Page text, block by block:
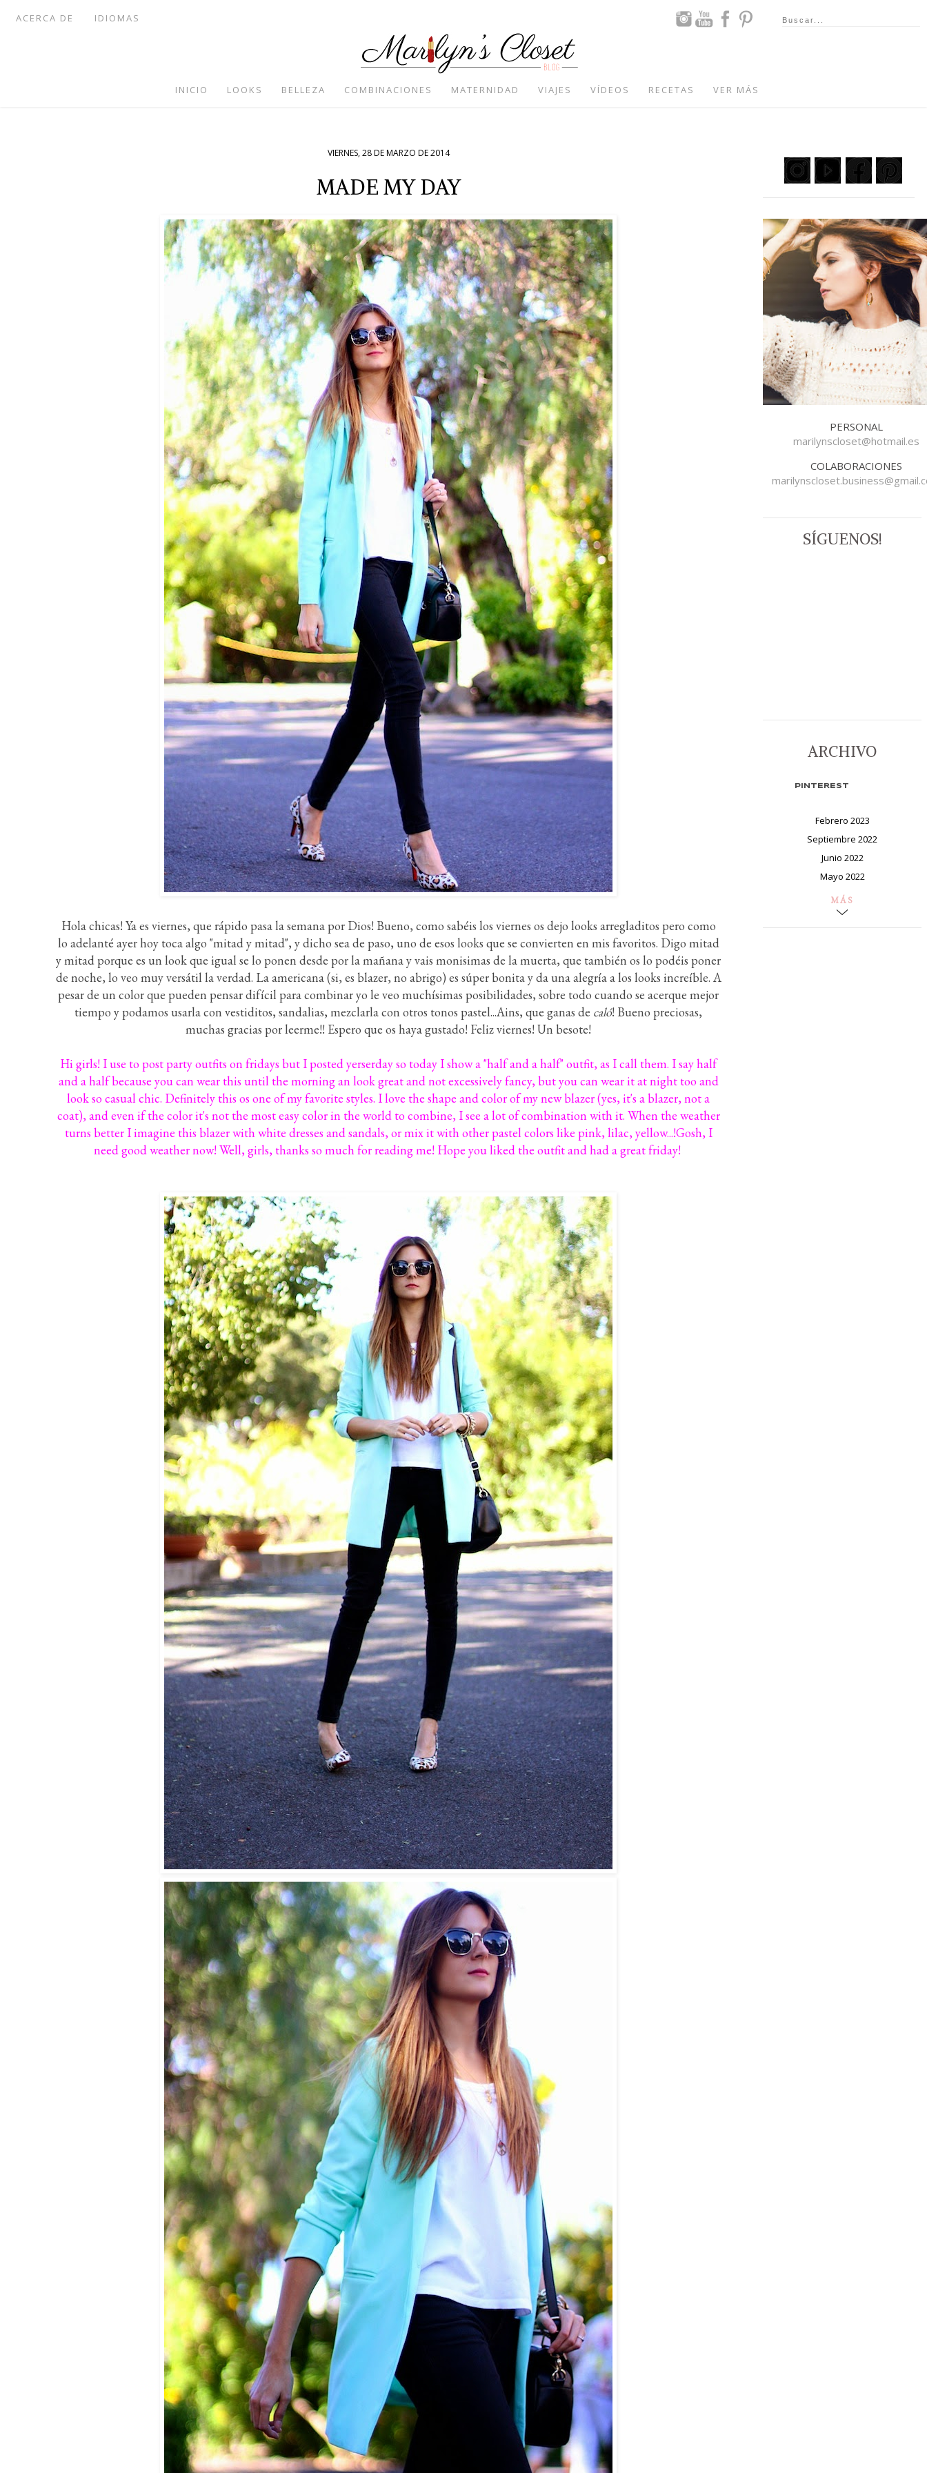
ACERCA DE IDIOMAS
INICIO LOOKS BELLEZA COMBINACIONES MATERNIDAD VIAJES VÍDEOS RECETAS VER MÁS
VIERNES, 28 DE MARZO DE 2014
MADE MY DAY
Hola chicas! Ya es viernes, que rápido pasa la semana por Dios! Bueno, como sabéis los viernes os dejo looks arregladitos pero como
lo adelanté ayer hoy toca algo "mitad y mitad", y dicho sea de paso, uno de esos looks que se convierten en mis favoritos. Digo mitad
y mitad porque es un look que igual se lo ponen desde por la mañana y vais monisimas de la muerta, que también os lo podéis poner
de noche, lo veo muy versátil la verdad. La americana (si, es blazer, no abrigo) es súper bonita y da una alegría a los looks increíble. A
pesar de un color que pueden pensar difícil para combinar yo le veo muchísimas posibilidades, sobre todo cuando se acerque mejor
tiempo y podamos usarla con vestiditos, sandalias, mezclarla con otros tonos pastel...Ains, que ganas de caló! Bueno preciosas,
muchas gracias por leerme!! Espero que os haya gustado! Feliz viernes! Un besote!
Hi girls! I use to post party outfits on fridays but I posted yerserday so today I show a "half and a half" outfit, as I call them. I say half
and a half because you can wear this until the morning an look great and not excessively fancy, but you can wear it at night too and
look so casual chic. Definitely this os one of my favorite styles. I love the shape and color of my new blazer (yes, it's a blazer, not a
coat), and even if the color it's not the most easy color in the world to combine, I see a lot of combination with it. When the weather
turns better I imagine this blazer with white dresses and sandals, or mix it with other pastel colors like pink, lilac, yellow...!Gosh, I
need good weather now! Well, girls, thanks so much for reading me! Hope you liked the outfit and had a great friday!
PERSONAL
marilynscloset@hotmail.es
COLABORACIONES
SÍGUENOS!
ARCHIVO
PINTEREST
Febrero 2023
Septiembre 2022
Junio 2022
Mayo 2022
MÁS